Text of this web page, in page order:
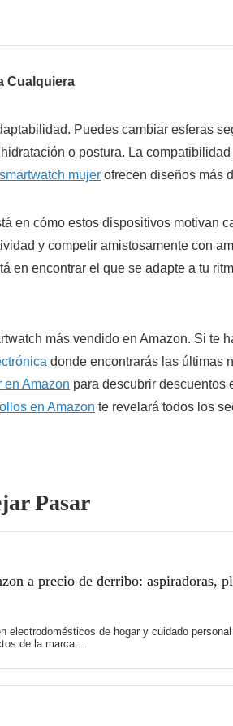
Cualquiera
Puedes cambiar esferas
o postura. La
smartwatch mujer ofrecen diseños más
en cómo estos dispositivos motivan
y competir amistosamente con
en encontrar el que se adapte a tu
más vendido en Amazon. Si te
donde encontrarás las últimas
en Amazon para descubrir descuentos
en Amazon te revelará todos los
Pasar
a precio de derribo: aspiradoras,
electrodomésticos de hogar y cuidado
de la marca ...